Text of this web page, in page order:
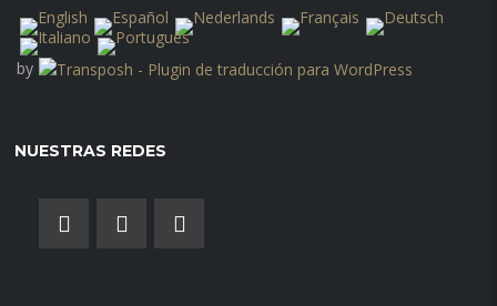
by
NUESTRAS REDES